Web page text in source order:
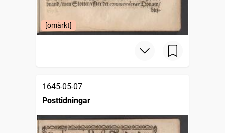
[omärkt]
1645-05-07
Posttidningar